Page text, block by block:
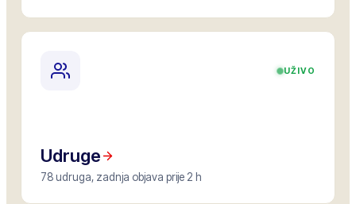
UŽIVO
Udruge
78 udruga, zadnja objava prije 2 h